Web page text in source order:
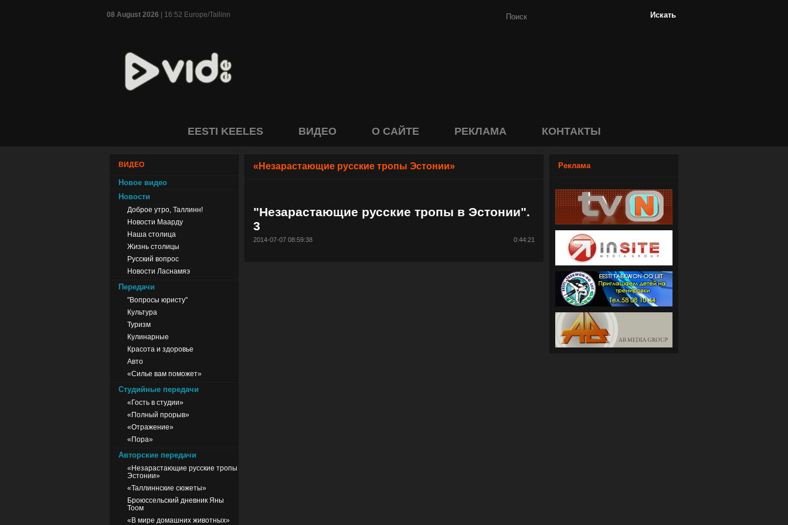
08 August 2026 | 16:52 Europe/Tallinn
EESTI KEELES ВИДЕО О САЙТЕ РЕКЛАМА КОНТАКТЫ
ВИДЕО
Новое видео
Новости
Доброе утро, Таллинн!
Новости Маарду
Наша столица
Жизнь столицы
Русский вопрос
Новости Ласнамяэ
Передачи
"Вопросы юристу"
Культура
Туризм
Кулинарные
Красота и здоровье
Авто
«Силье вам поможет»
Студийные передачи
«Гость в студии»
«Полный прорыв»
«Отражение»
«Пора»
Авторские передачи
«Незарастающие русские тропы
Эстонии»
«Таллиннские сюжеты»
Броюссельский дневник Яны
Тоом
«В мире домашних животных»
«Незарастающие русские тропы Эстонии»
"Незарастающие русские тропы в Эстонии".
3
2014-07-07 08:59:38 0:44:21
Реклама